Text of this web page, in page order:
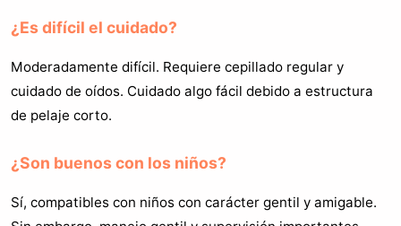
¿Es difícil el cuidado?
Moderadamente difícil. Requiere cepillado regular y
cuidado de oídos. Cuidado algo fácil debido a estructura
de pelaje corto.
¿Son buenos con los niños?
Sí, compatibles con niños con carácter gentil y amigable.